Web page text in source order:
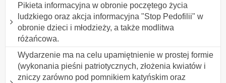
Pikieta informacyjna w obronie poczętego życia
ludzkiego oraz akcja informacyjna "Stop Pedofilii" w
obronie dzieci i młodzieży, a także modlitwa
różańcowa.
Wydarzenie ma na celu upamiętnienie w prostej formie
(wykonania pieśni patriotycznych, złożenia kwiatów i
zniczy zarówno pod pomnikiem katyńskim oraz